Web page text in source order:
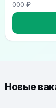
000 ₽
Новые